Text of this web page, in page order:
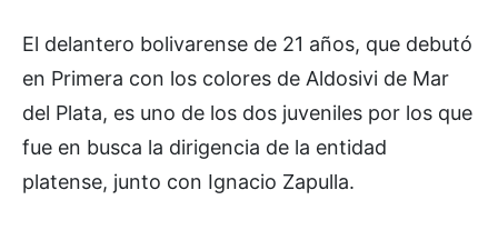
El delantero bolivarense de 21 años, que debutó
en Primera con los colores de Aldosivi de Mar
del Plata, es uno de los dos juveniles por los que
fue en busca la dirigencia de la entidad
platense, junto con Ignacio Zapulla.